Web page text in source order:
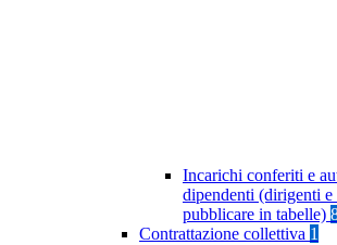
Incarichi conferiti e
dipendenti (dirigenti
pubblicare in tabelle)
Contrattazione collettiva 1